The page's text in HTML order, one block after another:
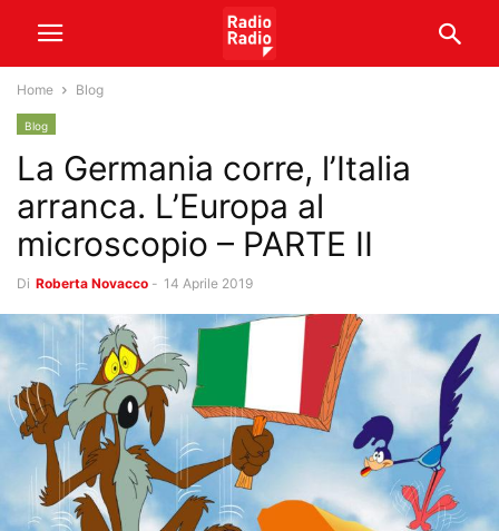
Home Blog
Blog
La Germania corre, l’Italia
arranca. L’Europa al
microscopio – PARTE II
Di Roberta Novacco - 14 Aprile 2019